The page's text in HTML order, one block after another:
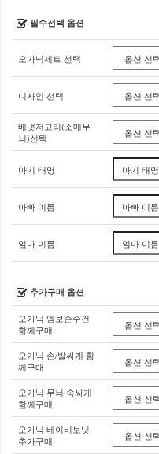
필수선택 옵션
오가닉세트 선택
디자인 선택
배냇저고리(소매무
늬)선택
아기 태명
아빠 이름
엄마 이름
추가구매 옵션
오가닉 엠보손수건
함께구매
오가닉 손/발싸개 함
께구매
오가닉 무늬 속싸개
함께구매
오가닉 베이비보닛
추가구매